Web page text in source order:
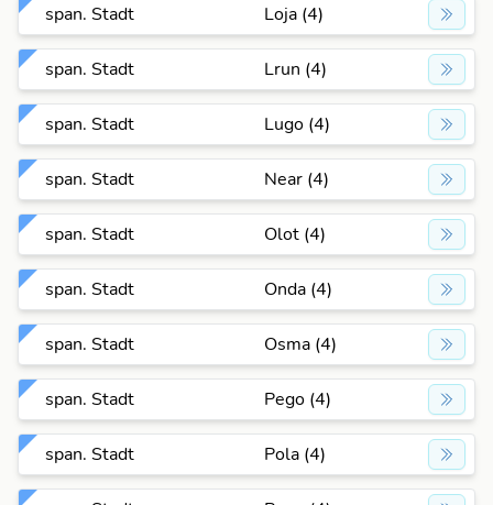
span. Stadt Loja (4)
span. Stadt Lrun (4)
span. Stadt Lugo (4)
span. Stadt Near (4)
span. Stadt Olot (4)
span. Stadt Onda (4)
span. Stadt Osma (4)
span. Stadt Pego (4)
span. Stadt Pola (4)